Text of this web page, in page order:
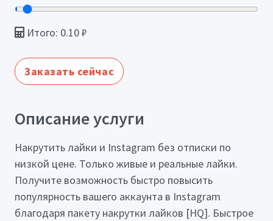
Итого: 0.10₽
Заказать сейчас
Описание услуги
Накрутить лайки и Instagram без отписки по
низкой цене. Только живые и реальные лайки.
Получите возможность быстро повысить
популярность вашего аккаунта в Instagram
благодаря пакету накрутки лайков [HQ]. Быстрое